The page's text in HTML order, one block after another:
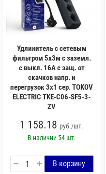
Удлинитель с сетевым
фильтром 5х3м с заземл.
с выкл. 16А с защ. от
скачков напр. и
перегрузок 3х1 сер. TOKOV
ELECTRIC TKE-C06-SF5-3-
ZV
1 158.18 руб./шт.
В наличии 54 шт.